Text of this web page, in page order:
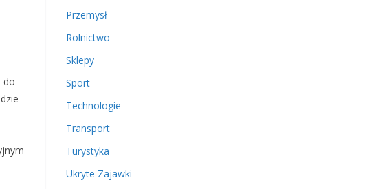
do
Przemysł
Rolnictwo
Sklepy
Sport
Technologie
Transport
Turystyka
Ukryte Zajawki